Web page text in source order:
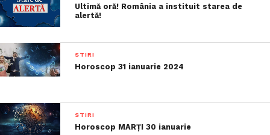
Ultimă oră! România a instituit starea de
alertă!
STIRI
Horoscop 31 ianuarie 2024
STIRI
Horoscop MARȚI 30 ianuarie